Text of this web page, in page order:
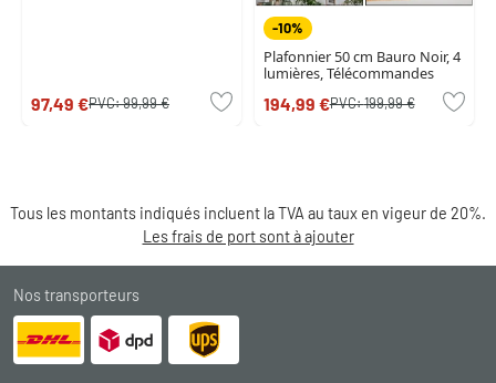
97,49 €PVC:99,99 €
-10%
Plafonnier 50 cm Bauro Noir, 4
lumières, Télécommandes
194,99 €PVC:199,99 €
Tous les montants indiqués incluent la TVA au taux en vigeur de 20%.
Les frais de port sont à ajouter
Nos transporteurs